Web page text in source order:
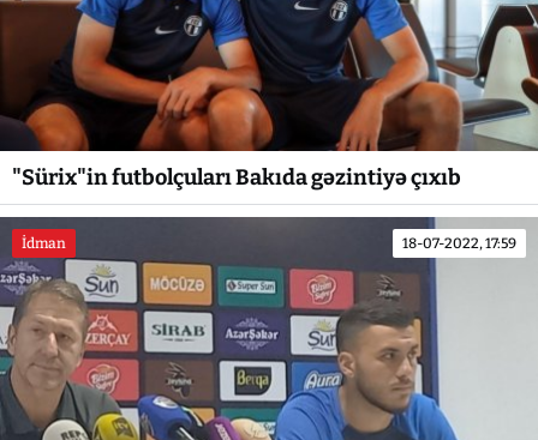
"Sürix"in futbolçuları Bakıda gəzintiyə çıxıb
İdman 18-07-2022, 17:59